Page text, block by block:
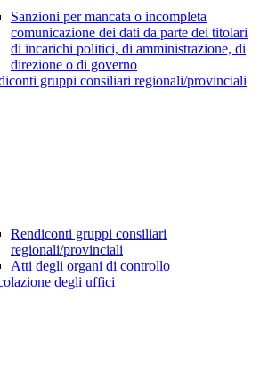
Sanzioni per mancata o incompleta
comunicazione dei dati da parte dei titolari
di incarichi politici, di amministrazione, di
direzione o di governo
gruppi consiliari regionali/provinciali
Rendiconti gruppi consiliari
regionali/provinciali
Atti degli organi di controllo
degli uffici